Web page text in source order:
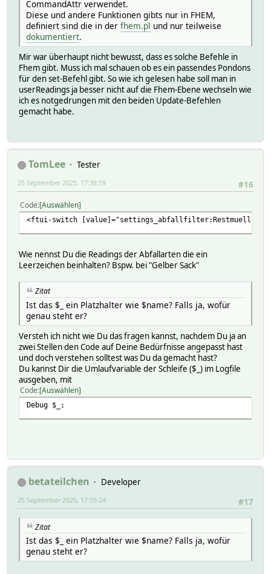
CommandAttr verwendet.
Diese und andere Funktionen gibts nur in FHEM,
definiert sind die in der fhem.pl und nur teilweise
dokumentiert.
Mir war überhaupt nicht bewusst, dass es solche Befehle in
Fhem gibt. Muss ich mal schauen ob es ein passendes Pondons
für den set-Befehl gibt. So wie ich gelesen habe soll man in
userReadings ja besser nicht auf die Fhem-Ebene wechseln wie
ich es notgedrungen mit den beiden Update-Befehlen
gemacht habe.
TomLee
Tester
#16
25 September 2025, 17:38:59
Code Auswählen
<ftui-switch [value]="settings_abfallfilter:Restmuell"
Wie nennst Du die Readings der Abfallarten die ein
Leerzeichen beinhalten? Bspw. bei "Gelber Sack"
Zitat
Ist das $_ ein Platzhalter wie $name? Falls ja, wofür
genau steht er?
Versteh ich nicht wie Du das fragen kannst, nachdem Du ja an
zwei Stellen den Code auf Deine Bedürfnisse angepasst hast
und doch verstehen solltest was Du da gemacht hast?
Du kannst Dir die Umlaufvariable der Schleife ($_) im Logfile
ausgeben, mit
Code Auswählen
Debug $_;
betateilchen
Developer
#17
25 September 2025, 17:55:24
Zitat
Ist das $_ ein Platzhalter wie $name? Falls ja, wofür
genau steht er?